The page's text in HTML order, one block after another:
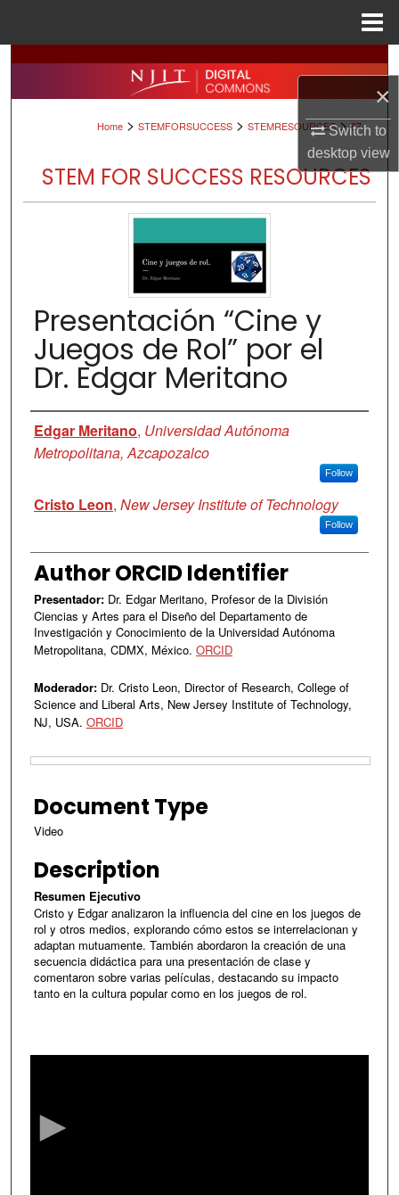
×
Switch to
desktopview
Search
About
Digital Commons Network™
Home > STEMFORSUCCESS > STEMRESOURCES > 87
STEM FOR SUCCESS RESOURCES
Presentación “Cine y
Juegos de Rol” por el
Dr. Edgar Meritano
Authors
Edgar Meritano, Universidad Autónoma
Metropolitana, Azcapozalco
Follow
Cristo Leon, New Jersey Institute of Technology
Follow
Author ORCID Identifier
Presentador: Dr. Edgar Meritano, Profesor de la División
Ciencias y Artes para el Diseño del Departamento de
Investigación y Conocimiento de la Universidad Autónoma
Metropolitana, CDMX, México. ORCID
Moderador: Dr. Cristo Leon, Director of Research, College of
Science and Liberal Arts, New Jersey Institute of Technology,
NJ, USA. ORCID
Document Type
Video
Description
Resumen Ejecutivo
Cristo y Edgar analizaron la influencia del cine en los juegos de
rol y otros medios, explorando cómo estos se interrelacionan y
adaptan mutuamente. También abordaron la creación de una
secuencia didáctica para una presentación de clase y
comentaron sobre varias películas, destacando su impacto
tanto en la cultura popular como en los juegos de rol.